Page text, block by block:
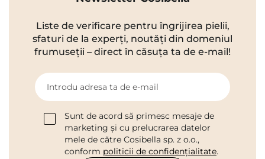
Liste de verificare pentru îngrijirea pielii,
sfaturi de la experți, noutăți din domeniul
frumuseții – direct în căsuța ta de e-mail!
Introdu adresa ta de e-mail
Sunt de acord să primesc mesaje de
marketing și cu prelucrarea datelor
mele de către Cosibella sp. z o.o.,
conform politicii de confidențialitate.